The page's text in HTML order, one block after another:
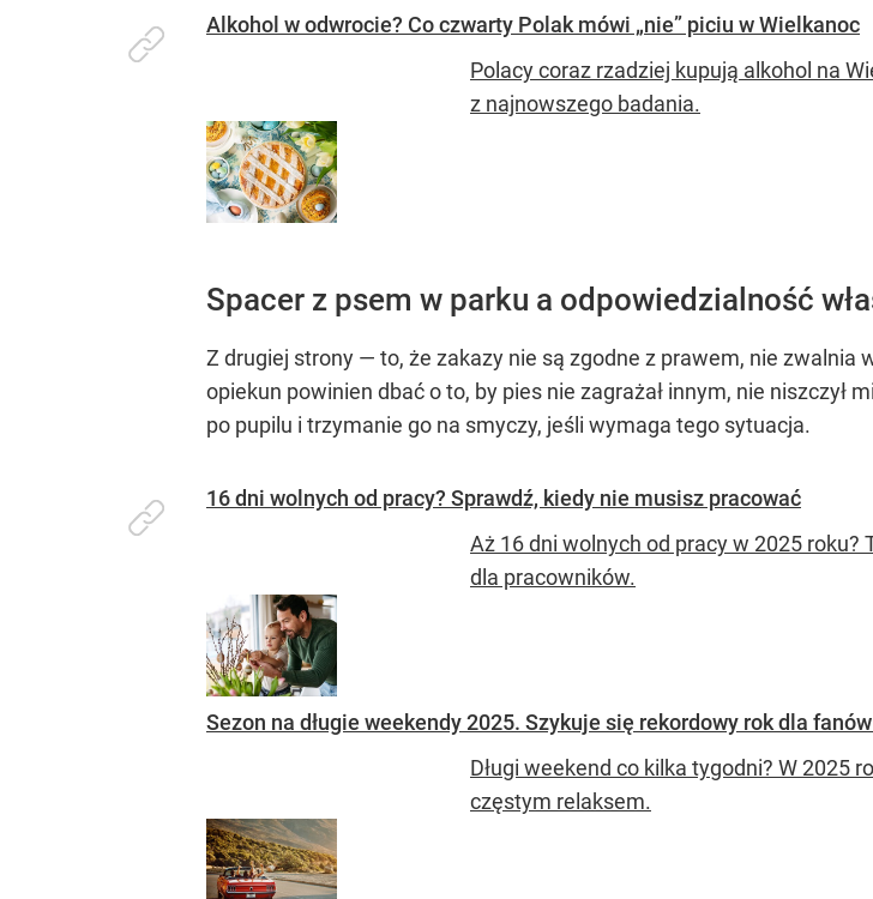
Alkohol w odwrocie? Co czwarty Polak mówi „nie” piciu w Wielkanoc
Polacy coraz rzadziej kupują alkohol na
z najnowszego badania.
Spacer z psem w parku a odpowiedzialność
Z drugiej strony — to, że zakazy nie są zgodne z prawem, nie zwalnia
opiekun powinien dbać o to, by pies nie zagrażał innym, nie niszczył
po pupilu i trzymanie go na smyczy, jeśli wymaga tego sytuacja.
16 dni wolnych od pracy? Sprawdź, kiedy nie musisz pracować
Aż 16 dni wolnych od pracy w 2025
dla pracowników.
Sezon na długie weekendy 2025. Szykuje się rekordowy rok dla
Długi weekend co kilka tygodni? W 2025
częstym relaksem.